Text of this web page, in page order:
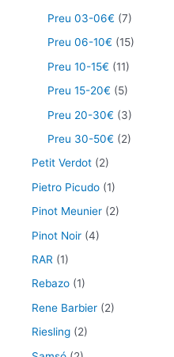
Preu 03-06€ (7)
Preu 06-10€ (15)
Preu 10-15€ (11)
Preu 15-20€ (5)
Preu 20-30€ (3)
Preu 30-50€ (2)
Petit Verdot (2)
Pietro Picudo (1)
Pinot Meunier (2)
Pinot Noir (4)
RAR (1)
Rebazo (1)
Rene Barbier (2)
Riesling (2)